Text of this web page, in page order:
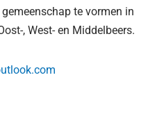
te vormen in
, West- en Middelbeers.